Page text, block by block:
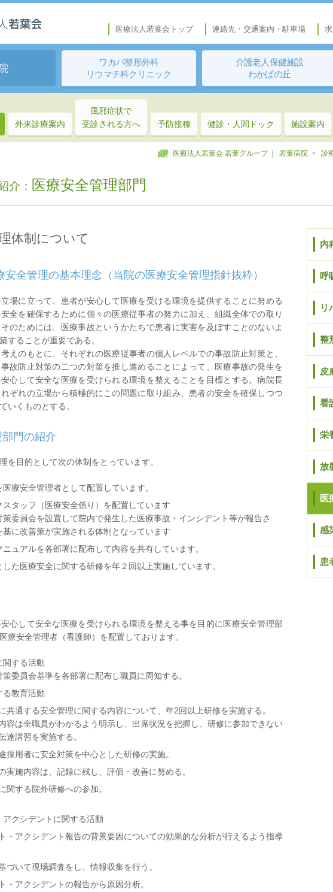
医療法人若葉会トップ 連絡先・交通案内・駐車場
ワカバ整形外科
リウマチ科クリニック
介護老人保健施設
わかばの丘
外来診療案内
風邪症状で
受診される方へ
予防接種 健診・人間ドック 施設案内
医療法人若葉会 若葉グループ | 若葉病院 > 診
介： 医療安全管理部門
体制について
安全管理の基本理念（当院の医療安全管理指針抜粋）
場に立って、患者が安心して医療を受ける環境を提供することに努める
全を確保するために個々の医療従事者の努力に加え、組織全体での取り
のためには、医療事故というかたちで患者に実害を及ぼすことのないよ
することが重要である。
えのもとに、それぞれの医療従事者の個人レベルでの事故防止対策と、
故防止対策の二つの対策を推し進めることによって、医療事故の発生を
心して安全な医療を受けられる環境を整えることを目標とする。病院長
ぞれの立場から積極的にこの問題に取り組み、患者の安全を確保しつつ
いくものとする。
門の紹介
を目的として次の体制をとっています。
療安全管理者として配置しています。
スタッフ（医療安全係り）を配置しています
策委員会を設置して院内で発生した医療事故・インシデント等が報告さ
基に改善策が実施される体制となっています
ニュアルを各部署に配布して内容を共有しています。
た医療安全に関する研修を年２回以上実施しています。
心して安全な医療を受けられる環境を整える事を目的に医療安全管理部
療安全管理者（看護師）を配置しております。
関する活動
策委員会基準を各部署に配布し職員に周知する。
る教育活動
共通する安全管理に関する内容について、年2回以上研修を実施する。
容は全職員がわかるよう明示し、出席状況を把握し、研修に参加できない
達講習を実施する。
採用者に安全対策を中心とした研修の実施。
実施内容は、記録に残し、評価・改善に努める。
関する院外研修への参加。
アクシデントに関する活動
・アクシデント報告の背景要因についての効果的な分析が行えるよう指導
づいて現場調査をし、情報収集を行う。
・アクシデントの報告から原因分析。
内
呼
リ
整
皮
看
栄
放
医
感
患